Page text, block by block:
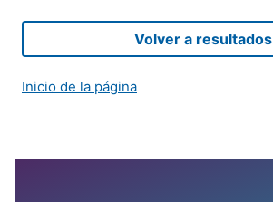
Volver a resultados
Inicio de la página